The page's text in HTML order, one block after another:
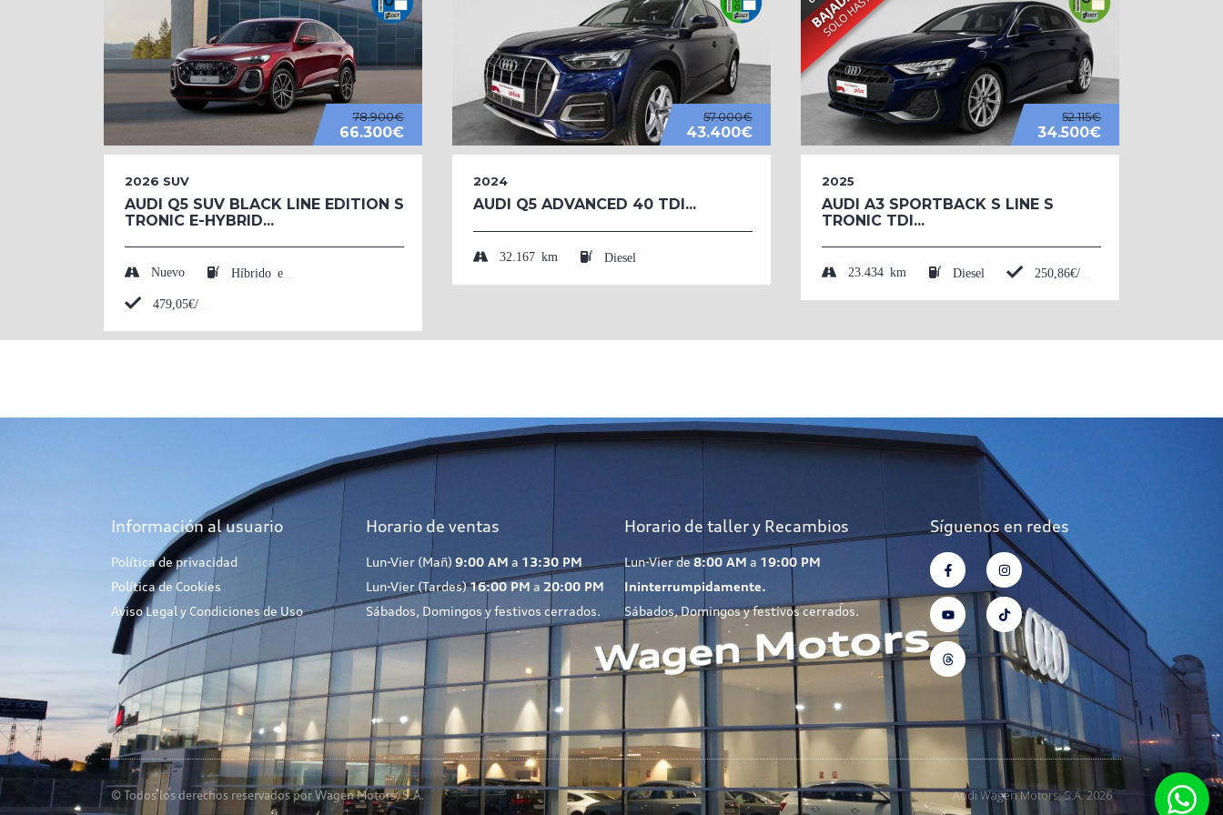
78.900€
66.300€
2026 SUV
AUDI Q5 SUV BLACK LINE EDITION S
TRONIC E-HYBRID...
Nuevo
57.000€
43.400€
2024
AUDI Q5 ADVANCED 40 TDI...
32.167 km Diesel
52.115€
34.500€
2025
AUDI A3 SPORTBACK S LINE S
TRONIC TDI...
23.434 km Diesel
Información al usuario
Política de privacidad
Política de Cookies
Aviso Legal y Condiciones de Uso
Horario de ventas
Lun-Vier (Mañ) 9:00 AM a 13:30 PM
Lun-Vier (Tardes)16:00 PM a 20:00 PM
Sábados, Domingos y festivos cerrados.
Horario de taller y Recambios
Lun-Vier de8:00 AM a 19:00 PM
Ininterrumpidamente.
Sábados, Domingos y festivos cerrados.
Síguenos en redes
© Todos los derechos reservados por Wagen Motors, S.A. Audi Wagen Motors, S.A. 2026